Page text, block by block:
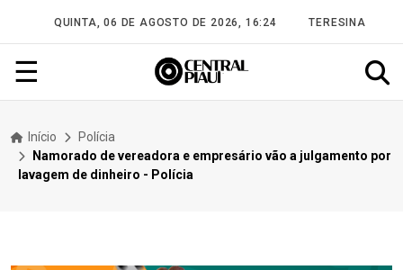
QUINTA, 06 DE AGOSTO DE 2026, 16:24 TERESINA
☰
Início
Polícia
Namorado de vereadora e empresário vão a julgamento por
lavagem de dinheiro - Polícia